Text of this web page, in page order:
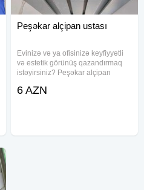
Peşəkar alçipan ustası
Evinizə və ya ofisinizə keyfiyyətli
və estetik görünüş qazandırmaq
istəyirsiniz? Peşəkar alçipan
təqdim edir. Alçipan, asma tavan
6 AZN